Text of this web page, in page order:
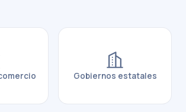
Gobiernos estatales